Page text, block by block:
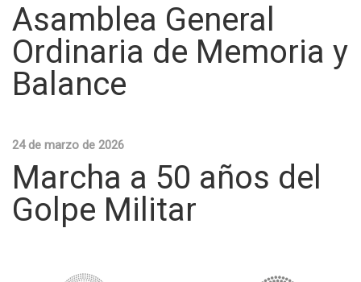
Asamblea General
Ordinaria de Memoria y
Balance
24 de marzo de 2026
Marcha a 50 años del
Golpe Militar